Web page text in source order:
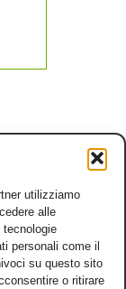
utilizziamo
alle
personali come il
su questo sito
o ritirare